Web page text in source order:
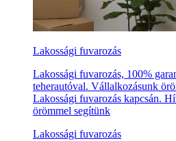
Lakossági fuvarozás
Lakossági fuvarozás, 100%
teherautóval. Vállalkozásunk
Lakossági fuvarozás kapcsán.
örömmel segítünk
Lakossági fuvarozás